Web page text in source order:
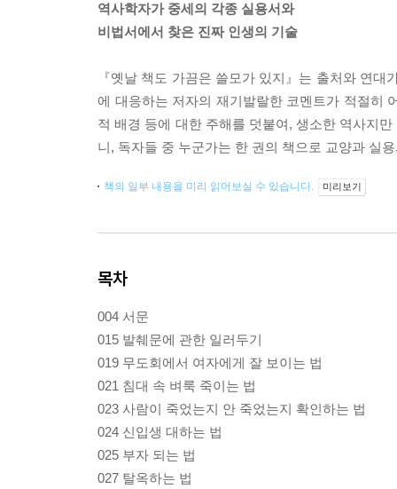
역사학자가 중세의 각종 실용서와
비법서에서 찾은 진짜 인생의 기술
『옛날 책도 가끔은 쓸모가 있지』는 출처와 연
에 대응하는 저자의 재기발랄한 코멘트가 적절히
적 배경 등에 대한 주해를 덧붙여, 생소한 역사지
니, 독자들 중 누군가는 한 권의 책으로 교양과 실
책의 일부 내용을 미리 읽어보실 수 있습니다. 미리보기
목차
004 서문
015 발췌문에 관한 일러두기
019 무도회에서 여자에게 잘 보이는 법
021 침대 속 벼룩 죽이는 법
023 사람이 죽었는지 안 죽었는지 확인하는 법
024 신입생 대하는 법
025 부자 되는 법
027 탈옥하는 법